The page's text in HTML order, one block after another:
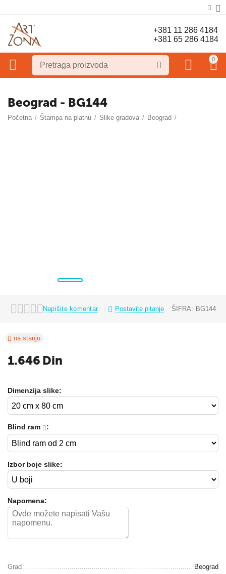
+381 11 286 4184
+381 65 286 4184
0
Beograd - BG144
Početna / Štampa na platnu / Slike gradova / Beograd /
Napišite komentar Postavite pitanje ŠIFRA: BG144
na stanju
1.646 Din
Dimenzija slike:
Blind ram :
Izbor boje slike:
Napomena:
Grad
Beograd